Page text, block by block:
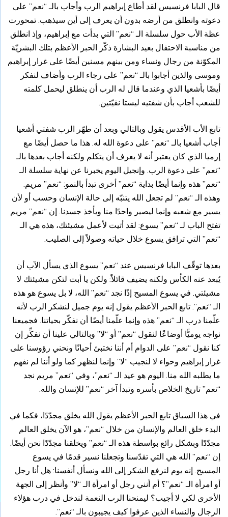
قال البابا فرنسيس لقد أطاع إبراهيم الرب وأجاب بالـ “نعم” على
دعوته وانطلق من أرضه بدون أن يعرف إلى أين سيذهب. تمحورت
عظة الأب حول سلسلة الـ “نعم” التي بدأت مع إبراهيم، وإذ انطلق
من مناسبة الاحتفال بعيد البشارة ذكّر الحبر الأعظم بتلك البشريّة
المكوّنة من رجال ونساء ومن بينهم مسنين أيضًا على غرار إبراهيم
وموسى والذين أجابوا بالـ “نعم” على رجاء الرب وأضاف لنفكر
أيضًا بأشعيا الذي وعندما قال له الرب أن ينطلق ليحمل كلمته
للشعب أجاب بأن شفتيه ليستا نقيّتين.
تابع الأب الأقدس يقول وبالتالي وبعد أن طهّر الرب شفتي أشعيا
أجاب أشعيا بالـ “نعم” على دعوة الله له. هذا ما حصل أيضًا مع
إرميا الذي كان يعتبر أنه لا يعرف أن يتكلم ولكنه أجاب بعدها بالـ
“نعم” على دعوة الرب. وإنجيل اليوم يخبرنا عن نهاية سلسلة الـ
“نعم” هذه وإنما أيضًا بداية “نعم” أخرى تبدأ بالنمو: “نعم” مريم.
وهذه الـ “نعم” لم تجعل الله يتنبّه إلى حالة الإنسان وحسب أو لأن
يسير مع شعبه وإنما ليصير واحدًا منا ويأخذ جسدنا. إن “نعم” مريم
تفتح الباب لـ “نعم” يسوع: لقد أتيت لأعمل مشيئتك، هذه هي الـ
“نعم” التي ترافق يسوع خلال حياته وصولاً إلى الصليب.
بعدها توقّف البابا فرنسيس عند “نعم” يسوع الذي يسأل الآب أن
يُبعد عنه الكأس ولكنه يضيف قائلاً: ولكن يا أبت لتكن مشيئتك لا
مشيئتي. في يسوع المسيح إذًا نجد “نعم” الله، لا بل يسوع هو هذه
الـ “نعم”. تابع الحبر الأعظم يقول إنه يوم جميل لنشكر الرب لأنه
علّمنا درب الـ “نعم” هذه وإنما علّمنا أيضًا أن نفكّر بحياتنا. فجميعنا
نواجه يوميًّا أوضاعًا لنقول “نعم” أو “لا” وبالتالي علينا أن نفكِّر إن
كنا نقول “نعم” على الدوام أم أننا نختبئ أحيانًا ونحني رؤوسنا على
غرار إبراهيم وحواء لا لنجيب “لا” وإنما لنظهر كما ولو أننا لم نفهم
ما يطلبه الله منا. اليوم هو عيد الـ “نعم”، وفي “نعم” مريم نجد
“نعم” تاريخ الخلاص بأسره وتبدأ آخر “نعم” للإنسان والله.
في هذا السياق تابع الحبر الأعظم يقول الله يخلق مجدّدًا، فكما في
البدء خلق العالم والإنسان من خلال “نعم”، هو الآن يخلق العالم
مجدّدًا وبشكل رائع بواسطة هذه الـ “نعم” ويخلقنا مجدّدًا نحن أيضًا.
إن “نعم” الله هي التي تقدّسنا وتجعلنا نسير قدمًا في يسوع
المسيح. إنه يوم لنرفع الشكر إلى الله ونسأل أنفسنا: هل أنا رجل
أو امرأة الـ “نعم”؟ أم أنني رجل أو امرأة الـ “لا” وأنظر إلى الجهة
الأخرى لكي لا أجيب؟ ليمنحنا الرب النعمة لندخل في درب هؤلاء
الرجال والنساء الذين عرفوا كيف يجيبون بالـ “نعم”.